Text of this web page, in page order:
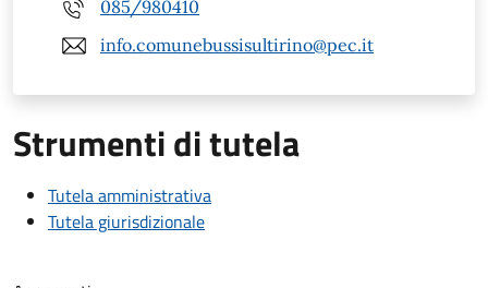
085/980410
info.comunebussisultirino@pec.it
Strumenti di tutela
Tutela amministrativa
Tutela giurisdizionale